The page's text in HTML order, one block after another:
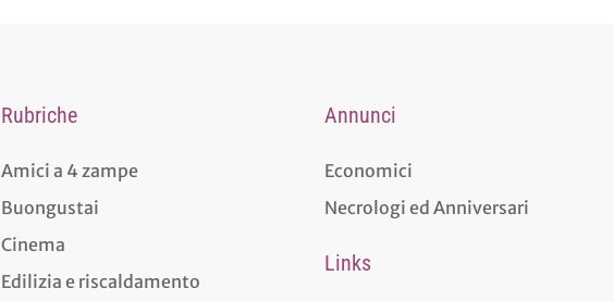
Rubriche
Amici a 4 zampe
Buongustai
Cinema
Edilizia e riscaldamento
Annunci
Economici
Necrologi ed Anniversari
Links